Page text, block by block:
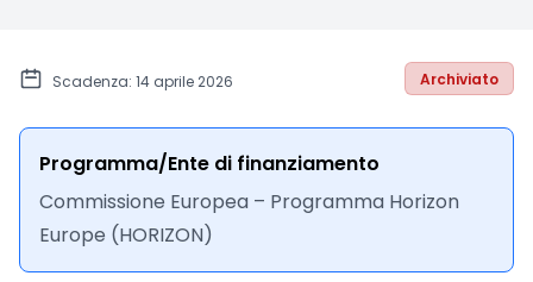
Scadenza: 14 aprile 2026 Archiviato
Programma/Ente di finanziamento
Commissione Europea – Programma Horizon
Europe (HORIZON)